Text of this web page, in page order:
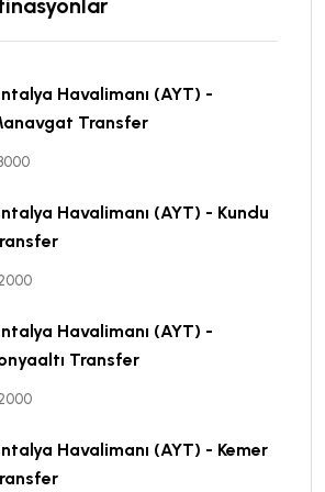
Havalimanı (AYT) -
Transfer
Havalimanı (AYT) - Kundu
Havalimanı (AYT) -
Transfer
Havalimanı (AYT) - Kemer